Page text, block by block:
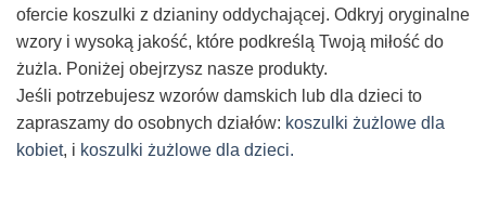
ofercie koszulki z dzianiny oddychającej. Odkryj oryginalne
wzory i wysoką jakość, które podkreślą Twoją miłość do
żużla. Poniżej obejrzysz nasze produkty.
Jeśli potrzebujesz wzorów damskich lub dla dzieci to
zapraszamy do osobnych działów: koszulki żużlowe dla
kobiet, i koszulki żużlowe dla dzieci.